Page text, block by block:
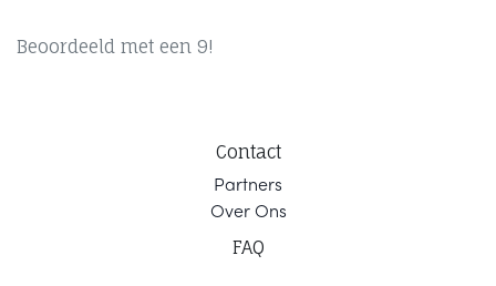
Beoordeeld met een 9!
Contact
Partners
Over Ons
FAQ